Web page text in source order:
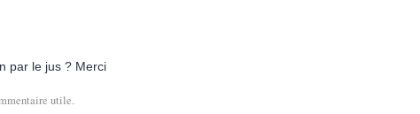
par le jus ? Merci
utile.